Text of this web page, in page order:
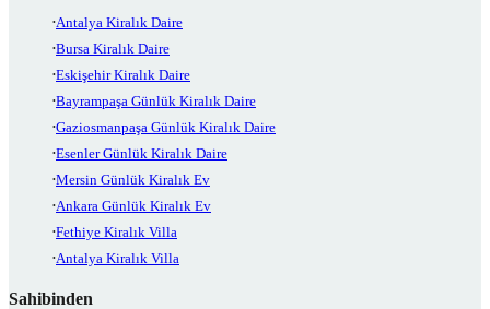
Antalya Kiralık Daire
Bursa Kiralık Daire
Eskişehir Kiralık Daire
Bayrampaşa Günlük Kiralık Daire
Gaziosmanpaşa Günlük Kiralık Daire
Esenler Günlük Kiralık Daire
Mersin Günlük Kiralık Ev
Ankara Günlük Kiralık Ev
Fethiye Kiralık Villa
Antalya Kiralık Villa
Sahibinden